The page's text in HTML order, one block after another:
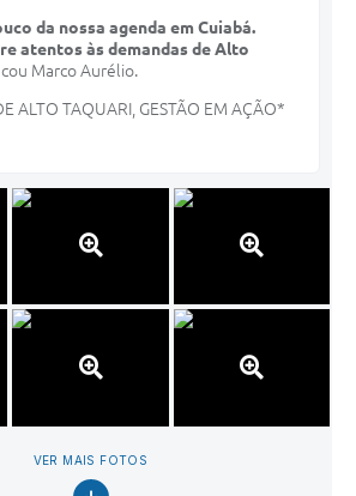
da nossa agenda em Cuiabá.
atentos às demandas de Alto
Marco Aurélio.
ALTO TAQUARI, GESTÃO EM AÇÃO*
VER MAIS FOTOS